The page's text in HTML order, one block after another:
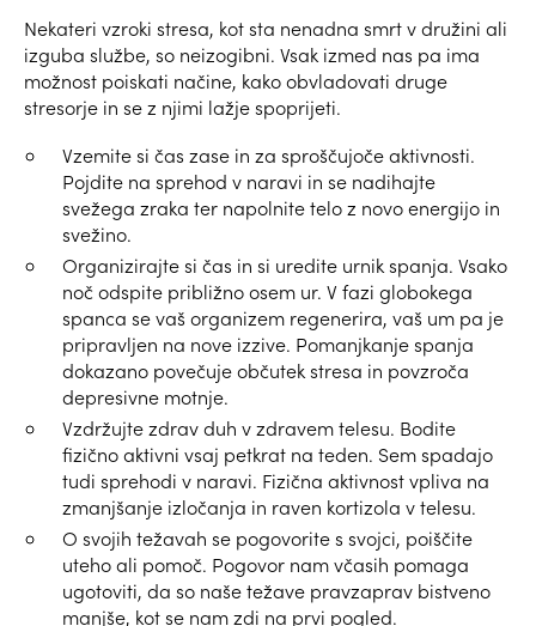
Nekateri vzroki stresa, kot sta nenadna smrt v družini ali
izguba službe, so neizogibni. Vsak izmed nas pa ima
možnost poiskati načine, kako obvladovati druge
stresorje in se z njimi lažje spoprijeti.
Vzemite si čas zase in za sproščujoče aktivnosti.
Pojdite na sprehod v naravi in se nadihajte
svežega zraka ter napolnite telo z novo energijo in
svežino.
Organizirajte si čas in si uredite urnik spanja. Vsako
noč odspite približno osem ur. V fazi globokega
spanca se vaš organizem regenerira, vaš um pa je
pripravljen na nove izzive. Pomanjkanje spanja
dokazano povečuje občutek stresa in povzroča
depresivne motnje.
Vzdržujte zdrav duh v zdravem telesu. Bodite
fizično aktivni vsaj petkrat na teden. Sem spadajo
tudi sprehodi v naravi. Fizična aktivnost vpliva na
zmanjšanje izločanja in raven kortizola v telesu.
O svojih težavah se pogovorite s svojci, poiščite
uteho ali pomoč. Pogovor nam včasih pomaga
ugotoviti, da so naše težave pravzaprav bistveno
manjše, kot se nam zdi na prvi pogled.